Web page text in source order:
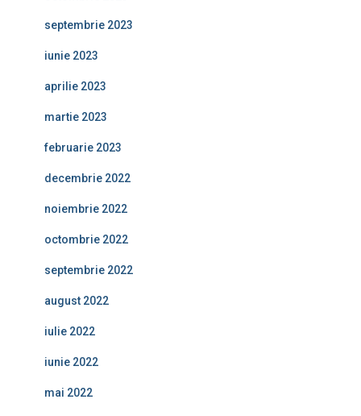
septembrie 2023
iunie 2023
aprilie 2023
martie 2023
februarie 2023
decembrie 2022
noiembrie 2022
octombrie 2022
septembrie 2022
august 2022
iulie 2022
iunie 2022
mai 2022